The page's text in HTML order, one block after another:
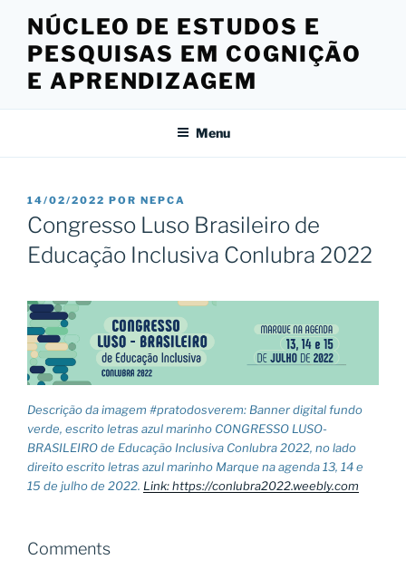
conteúdo
NÚCLEO DE ESTUDOS E
PESQUISAS EM COGNIÇÃO
E APRENDIZAGEM
Menu
PUBLICADO
EM
14/02/2022 POR NEPCA
Congresso Luso Brasileiro de
Educação Inclusiva Conlubra 2022
Descrição da imagem #pratodosverem: Banner digital fundo
verde, escrito letras azul marinho CONGRESSO LUSO-
BRASILEIRO de Educação Inclusiva Conlubra 2022, no lado
direito escrito letras azul marinho Marque na agenda 13, 14 e
15 de julho de 2022. Link: https://conlubra2022.weebly.com
Comments